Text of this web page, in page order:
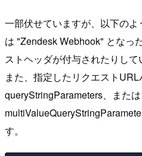
一部伏せていますが、以下の
は "Zendesk Webhook" となっ
ストヘッダが付与されたりして
また、指定したリクエスト
queryStringParameters、または
す。